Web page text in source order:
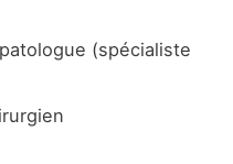
(spécialiste